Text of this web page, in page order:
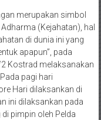
merupakan simbol
(Kejahatan), hal
di dunia ini yang
apapun”, pada
Kostrad melaksanakan
pagi hari
Hari dilaksankan di
ini dilaksankan pada
pimpin oleh Pelda